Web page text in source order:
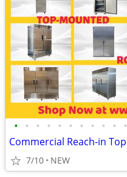
• • • • • • • • • • •
7/10 NEW